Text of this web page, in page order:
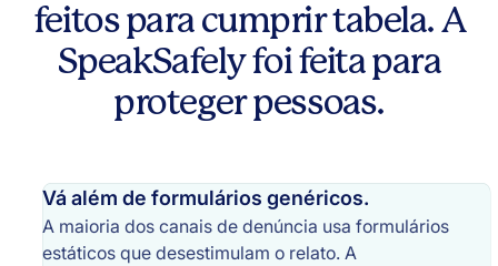
feitos para cumprir tabela. A
SpeakSafely foi feita para
proteger pessoas.
Vá além de formulários genéricos.
A maioria dos canais de denúncia usa formulários
estáticos que desestimulam o relato. A